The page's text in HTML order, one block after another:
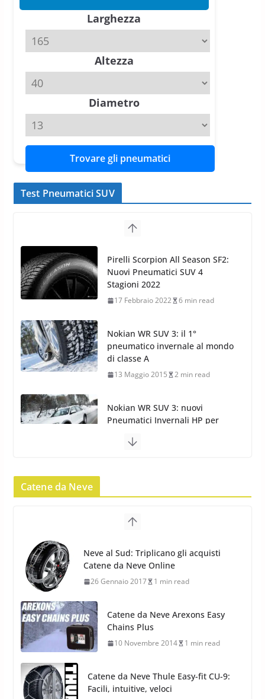
Tyre Reviews è la gomma semi-
slick da battere
Michelin Pilot Sport 4 S – Test
su Range Rover Sport D350 HST
11 Aprile 2026 15 min read
Larghezza
Altezza
Diametro
Trovare gli pneumatici
Test Pneumatici SUV
Nokian WR SUV 3: il 1°
pneumatico invernale al mondo
di classe A
13 Maggio 2015 2 min read
Nokian WR SUV 3: nuovi
Pneumatici Invernali HP per
condizioni invernali difficili
23 Aprile 2013 9 min read
Yokohama Geolandar G073: nuovi pneumatici
invernali SUV
2 min read
17 Febbraio 2022 6 min read
Stagioni 2022
17 Febbraio 2022
Catene da Neve
Catene da Neve Arexons Easy
Chains Plus
10 Novembre 2014 1 min read
Catene da Neve Thule Easy-fit CU-9:
Facili, intuitive, veloci
13 Ottobre 2014 1 min read
Calze da Neve Arexocks by
Arexons